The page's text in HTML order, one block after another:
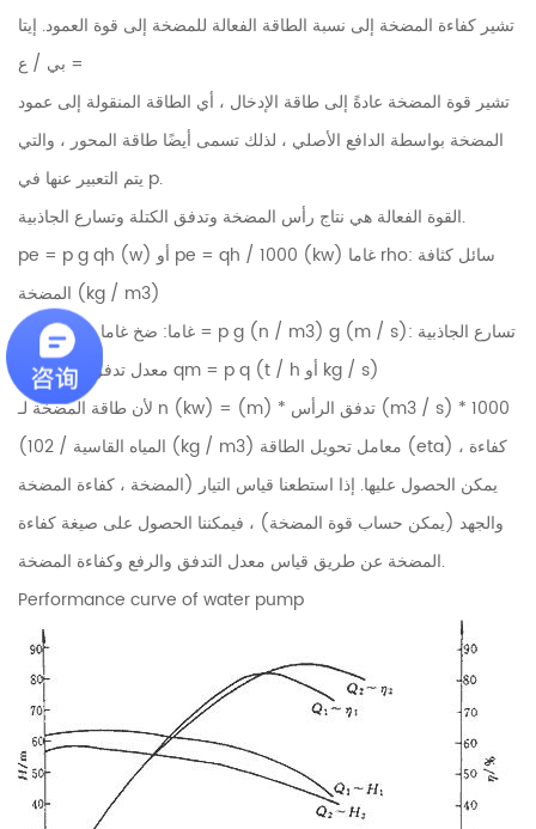
تشير كفاءة المضخة إلى نسبة الطاقة الفعالة للمضخة إلى قوة العمود. إيتا
= بي / ع
تشير قوة المضخة عادةً إلى طاقة الإدخال ، أي الطاقة المنقولة إلى عمود
المضخة بواسطة الدافع الأصلي ، لذلك تسمى أيضًا طاقة المحور ، والتي
يتم التعبير عنها في p.
القوة الفعالة هي نتاج رأس المضخة وتدفق الكتلة وتسارع الجاذبية.
pe = p g qh (w) أو pe = qh / 1000 (kw) غاما rho: سائل كثافة
المضخة (kg / m3)
غاما: ضخ غاما سائل شديد = p g (n / m3) g (m / s): تسارع الجاذبية
معدل تدفق الكتلة من qm = p q (t / h أو kg / s)
لأن طاقة المضخة لـ n (kw) = (m) * تدفق الرأس (m3 / s) * 1000
(المياه القاسية / 102 (kg / m3) معامل تحويل الطاقة (eta) ، كفاءة
المضخة ، كفاءة المضخة) يمكن الحصول عليها. إذا استطعنا قياس التيار
والجهد (يمكن حساب قوة المضخة) ، فيمكننا الحصول على صيغة كفاءة
المضخة عن طريق قياس معدل التدفق والرفع وكفاءة المضخة.
Performance curve of water pump